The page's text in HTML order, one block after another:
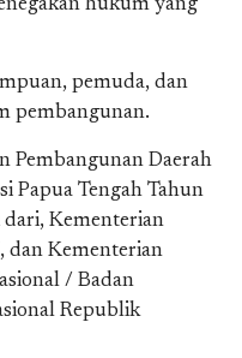
hukum yang
pemuda, dan
pembangunan.
Pembangunan Daerah
Papua Tengah Tahun
Kementerian
dan Kementerian
/ Badan
Republik